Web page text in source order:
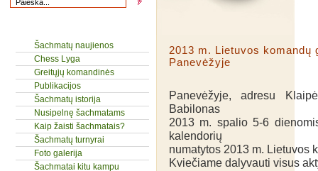
Šachmatų naujienos
Chess Lyga
Greitųjų komandinės
Publikacijos
Šachmatų istorija
Nusipelnę šachmatams
Kaip žaisti šachmatais?
Šachmatų turnyrai
Foto galerija
Šachmatai kitu kampu
2013 m. Lietuvos komandų
Panevėžyje
Panevėžyje, adresu
Babilonas
2013 m. spalio 5-6
kalendorių
numatytos 2013 m. Lietuvos
Kviečiame dalyvauti visus